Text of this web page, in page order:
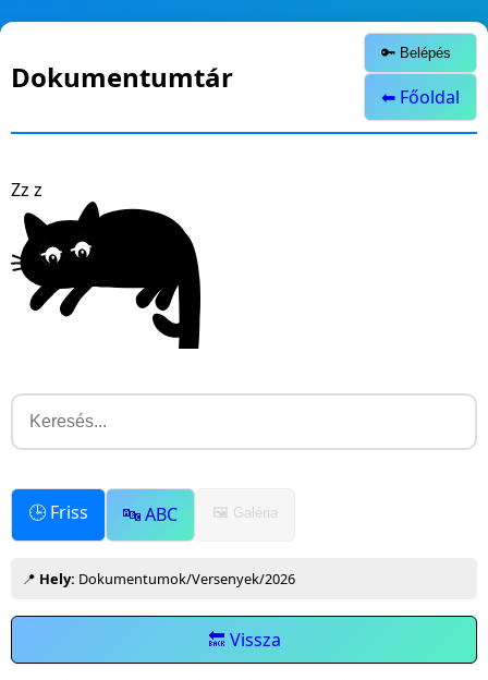
Dokumentumtár
🔑 Belépés
⬅ Főoldal
Zz z
🕒 Friss 🔤 ABC 🖼️ Galéria
📍 Hely: Dokumentumok/Versenyek/2026
🔙 Vissza